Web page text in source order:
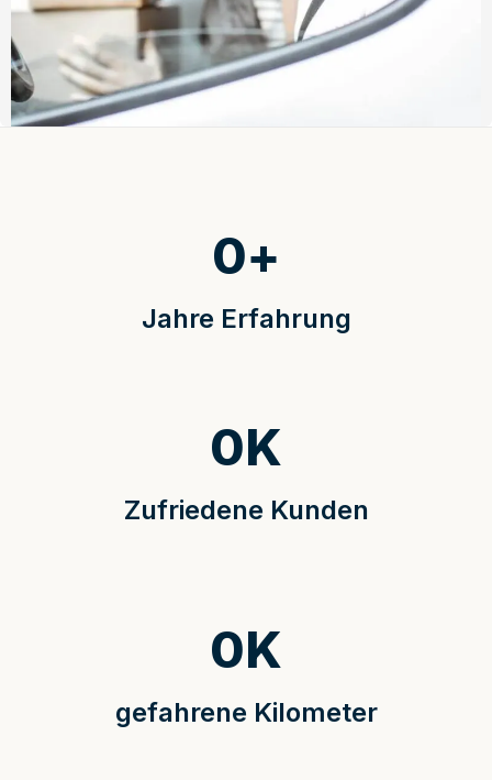
Jahre Erfahrung
0+
Zufriedene Kunden
0K
gefahrene Kilometer
0K